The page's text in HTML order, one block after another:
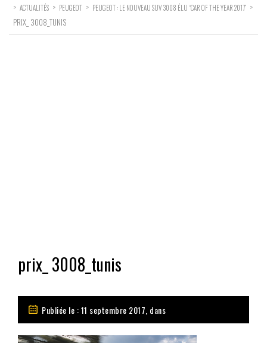
> ACTUALITÉS > PEUGEOT > PEUGEOT : LE NOUVEAU SUV 3008 ÉLU “CAR OF THE YEAR 2017” >
PRIX_ 3008_TUNIS
prix_ 3008_tunis
Publiée le : 11 septembre 2017, dans